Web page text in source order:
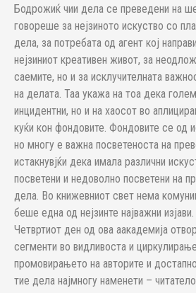
Бодрожиќ чии дела се преведени на
говореше за нејзиното искуство со
дела, за потребата од агент кој
нејзиниот креативен живот, за
саемите, но и за исклучителната
на делата. Таа укажа на тоа дека
инцидентни, но и на хаосот во
куќи кон фондовите. Фондовите се од
но многу е важна посветеноста на
истакнувјќи дека имала различни
посветени и недоволно посветени на
дела. Во книжевниот свет нема
беше една од нејзинте најважни изјави.
Четвртиот ден од ова аакадемија
сегменти во видливоста и
промовирањето на авторите и
тие дела најмногу наменети –